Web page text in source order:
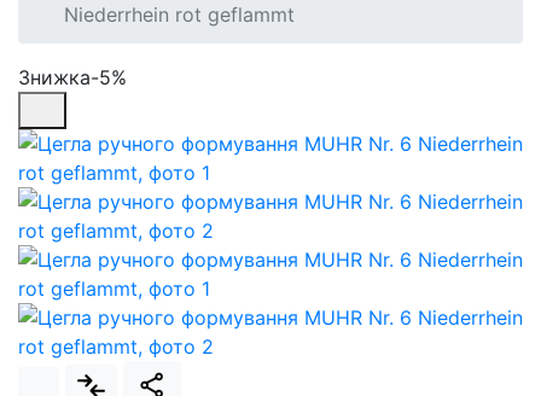
Niederrhein rot geflammt
Знижка-5%